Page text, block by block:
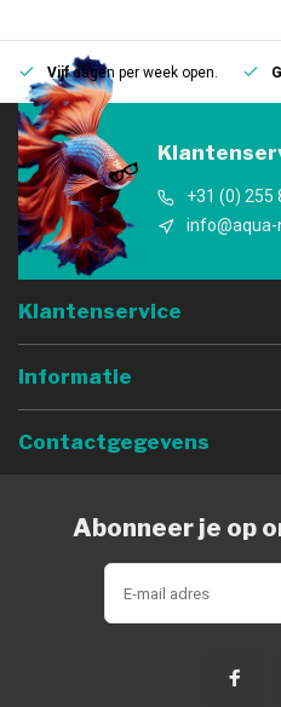
Vijfdagen per week open.
+31 (0) 255
info@aqua-
Klantenservice
Informatie
Contactgegevens
Abonneer je op